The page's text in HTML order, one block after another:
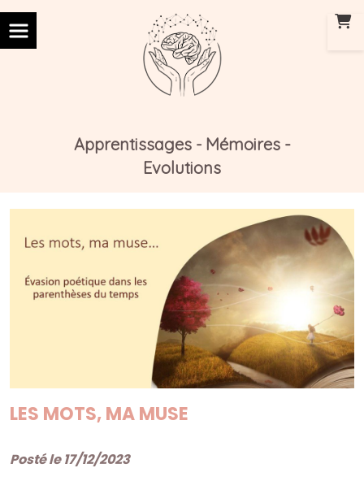
Apprentissages- Mémoires -
Evolutions
LES MOTS, MA MUSE
Posté le 17/12/2023